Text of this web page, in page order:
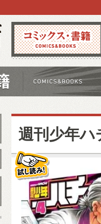
コミックス
週刊少年ハ
試し読み！